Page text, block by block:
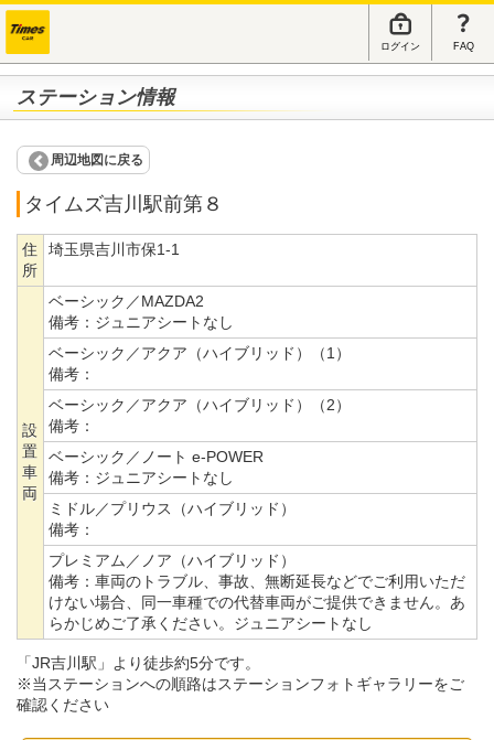
ログイン FAQ
ステーション情報
周辺地図に戻る
タイムズ吉川駅前第８
住
所
埼玉県吉川市保1-1
設
置
車
両
ベーシック／MAZDA2
備考： ジュニアシートなし
ベーシック／アクア（ハイブリッド）（1）
備考：
ベーシック／アクア（ハイブリッド）（2）
備考：
ベーシック／ノート e-POWER
備考： ジュニアシートなし
ミドル／プリウス（ハイブリッド）
備考：
プレミアム／ノア（ハイブリッド）
備考： 車両のトラブル、事故、無断延長などでご利用いただ
けない場合、同一車種での代替車両がご提供できません。あ
らかじめご了承ください。ジュニアシートなし
「JR吉川駅」より徒歩約5分です。
※当ステーションへの順路はステーションフォトギャラリーをご
確認ください